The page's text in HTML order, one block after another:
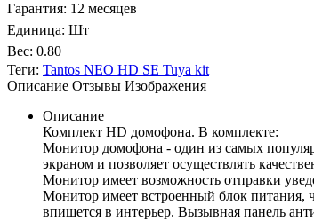
Гарантия: 12 месяцев
Единица: Шт
Вес: 0.80
Теги: Tantos NEO HD SE Tuya kit
Описание Отзывы Изображения
Описание
Комплект HD домофона. В комплекте:
Монитор домофона - один из самых
экраном и позволяет осуществлять
Монитор имеет возможность отправки
Монитор имеет встроенный блок питания,
впишется в интерьер. Вызывная панель